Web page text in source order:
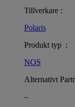
Tillverkare :
Polaris
Produkt typ :
NOS
Alternativt
–